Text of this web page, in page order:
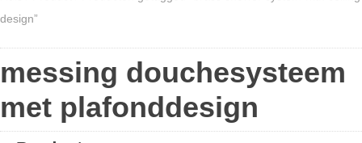
design”
messing douchesysteem
met plafonddesign